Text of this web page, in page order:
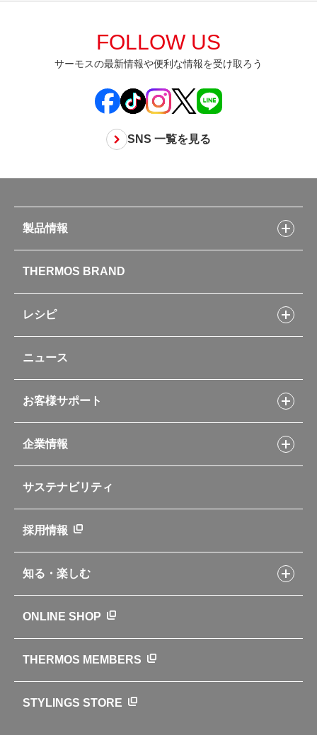
FOLLOW US
サーモスの最新情報や便利な情報を受け取ろう
SNS 一覧を見る
製品情報
水筒
お弁当
キッチン用品
ポット・アイスペール
コーヒーメーカー
ソフトクーラー・バッグ
自転車専用ボトル
アパレル小物
新製品一覧
カタログ
THERMOS BRAND
レシピ
フライパンレシピ
シャトルシェフレシピ
スープジャーレシピ
イージースモーカーレシピ
レシピ本のご紹介
ニュース
お客様サポート
交換用部品の購入方法
部品の種類や販売状況を調べる
よくあるご質問・お問い合わせ
企業情報
企業理念
会社概要
ニュース
世界のサーモス
サーモスの歴史
サステナビリティ
採用情報
知る・楽しむ
クラブサーモス
WEBマガジン
お弁当にエールを込めて
ONLINE SHOP
THERMOS MEMBERS
STYLINGS STORE